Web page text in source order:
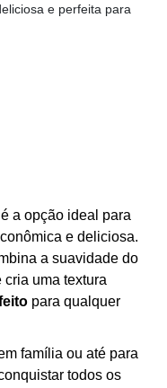
e perfeita para
é a opção ideal para
e deliciosa.
a suavidade do
uma textura
para qualquer
família ou até para
todos os